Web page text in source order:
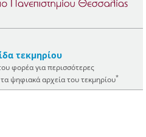
τεκμηρίου
φορέα για περισσότερες
ψηφιακά αρχεία του τεκμηρίου*